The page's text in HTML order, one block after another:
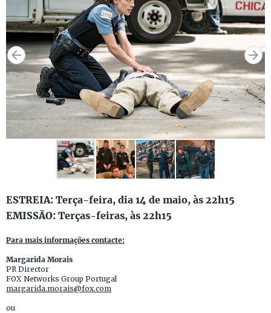
ESTREIA: Terça-feira, dia 14 de maio, às 22h15
EMISSÃO: Terças-feiras, às 22h15
Para mais informações contacte:
Margarida Morais
PR Director
FOX Networks Group Portugal
margarida.morais@fox.com
ou